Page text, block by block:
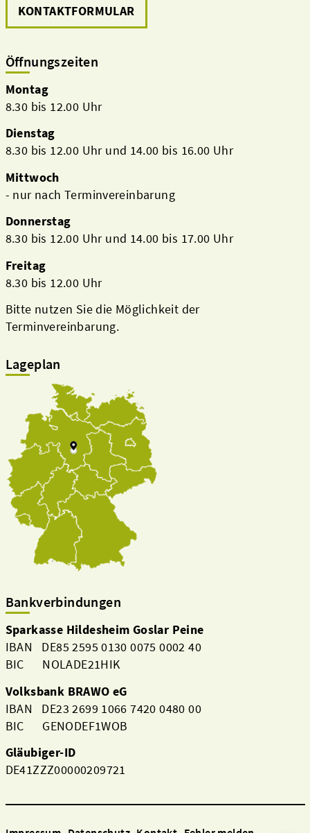
KONTAKTFORMULAR
Öffnungszeiten
Montag
8.30 bis 12.00 Uhr
Dienstag
8.30 bis 12.00 Uhr und 14.00 bis 16.00 Uhr
Mittwoch
- nur nach Terminvereinbarung
Donnerstag
8.30 bis 12.00 Uhr und 14.00 bis 17.00 Uhr
Freitag
8.30 bis 12.00 Uhr
Bitte nutzen Sie die Möglichkeit der
Terminvereinbarung.
Lageplan
Bankverbindungen
Sparkasse Hildesheim Goslar Peine
IBAN DE85 2595 0130 0075 0002 40
BIC NOLADE21HIK
Volksbank BRAWO eG
IBAN DE23 2699 1066 7420 0480 00
BIC GENODEF1WOB
Gläubiger-ID
DE41ZZZ00000209721